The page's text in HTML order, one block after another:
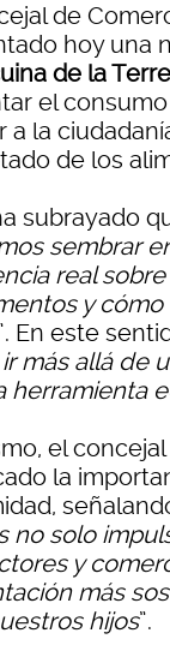
de
hoy una
de la
el
a la
de los
subrayado
sembrar
real
y
En este
más allá de
herramienta
el
la
no solo
y
más
hijos”.